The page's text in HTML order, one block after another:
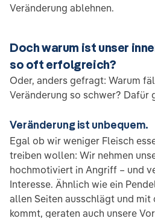
Veränderung ablehnen.
Doch warum ist unser
so oft erfolgreich?
Oder, anders gefragt: Warum
Veränderung so schwer? Dafür
Veränderung ist unbequem.
Egal ob wir weniger Fleisch
treiben wollen: Wir nehmen
hochmotiviert in Angriff – und
Interesse. Ähnlich wie ein
allen Seiten ausschlägt und
kommt, geraten auch unsere